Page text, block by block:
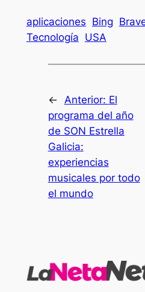
aplicaciones Bing
Tecnología USA
← Anterior: El
programa del año
de SON Estrella
Galicia:
experiencias
musicales por todo
el mundo